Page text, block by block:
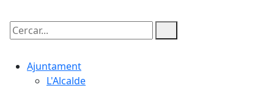
Cercar:
Ajuntament
L'Alcalde